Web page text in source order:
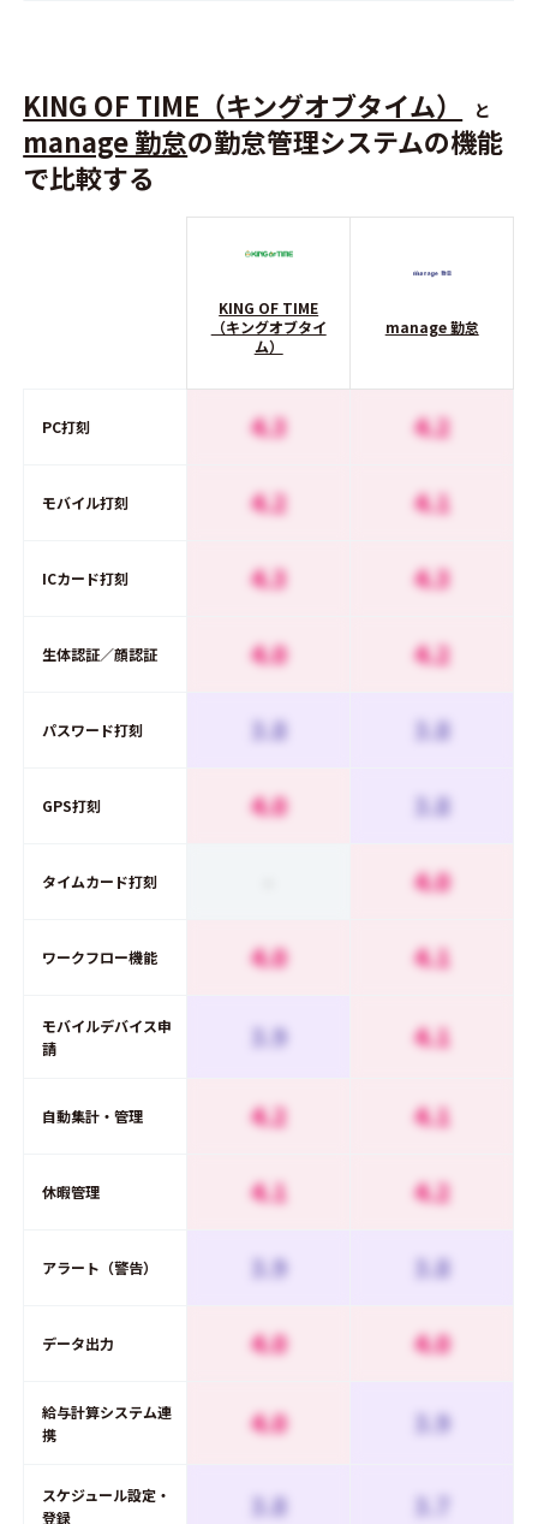
KING OF TIME（キングオブタイム） と
manage 勤怠の勤怠管理システムの機能
で比較する
KING OF TIME
（キングオブタイ
ム）
manage 勤怠
PC打刻 4.3 4.2
モバイル打刻 4.2 4.1
ICカード打刻 4.3 4.3
生体認証／顔認証 4.0 4.2
パスワード打刻 3.8 3.8
GPS打刻 4.0 3.8
タイムカード打刻 4.0
ワークフロー機能 4.0 4.1
モバイルデバイス申
請
3.9 4.1
自動集計・管理 4.2 4.1
休暇管理 4.1 4.2
アラート（警告） 3.9 3.8
データ出力 4.0 4.0
給与計算システム連
携
4.0 3.9
スケジュール設定・
登録
3.8 3.7